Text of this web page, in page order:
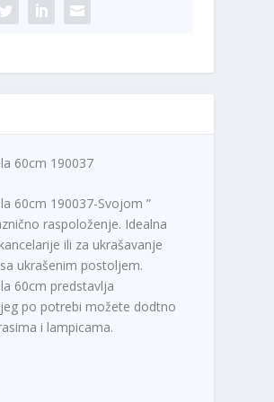
a
:
6
9
0
,
0
0
R
60cm 190037
60cm 190037-Svojom ”
raspoloženje. Idealna
ili za ukrašavanje
ukrašenim postoljem.
60cm predstavlja
po potrebi možete dodtno
i lampicama.